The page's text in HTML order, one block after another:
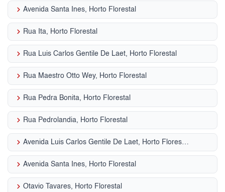
keyboard_arrow_right Avenida Santa Ines, Horto Florestal
keyboard_arrow_right Rua Ita, Horto Florestal
keyboard_arrow_right Rua Luis Carlos Gentile De Laet, Horto Florestal
keyboard_arrow_right Rua Maestro Otto Wey, Horto Florestal
keyboard_arrow_right Rua Pedra Bonita, Horto Florestal
keyboard_arrow_right Rua Pedrolandia, Horto Florestal
keyboard_arrow_right Avenida Luis Carlos Gentile De Laet, Horto Florestal
keyboard_arrow_right Avenida Santa Ines, Horto Florestal
keyboard_arrow_right Otavio Tavares, Horto Florestal